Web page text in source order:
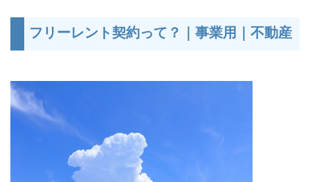
フリーレント契約って？｜事業用｜不動産